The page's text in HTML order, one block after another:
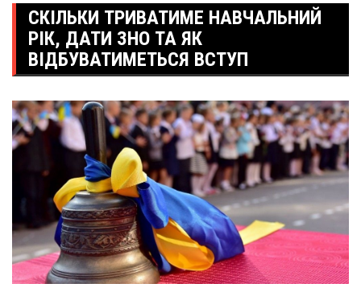
СКІЛЬКИ ТРИВАТИМЕ НАВЧАЛЬНИЙ
РІК, ДАТИ ЗНО ТА ЯК
ВІДБУВАТИМЕТЬСЯ ВСТУП